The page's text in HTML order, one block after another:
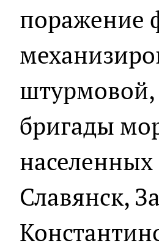
поражение
бригады
Славянск,